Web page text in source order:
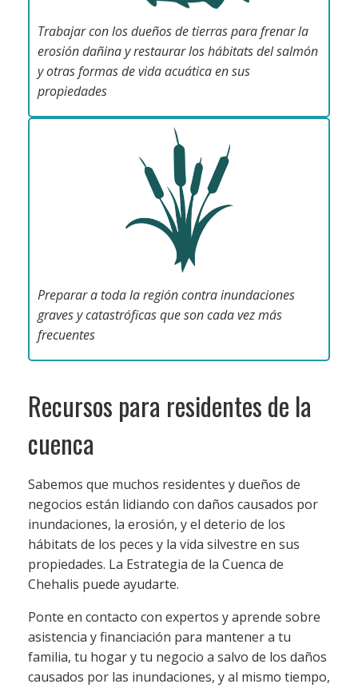
Trabajar con los dueños de tierras para frenar la
erosión dañina y restaurar los hábitats del salmón
y otras formas de vida acuática en sus
propiedades
Preparar a toda la región contra inundaciones
graves y catastróficas que son cada vez más
frecuentes
Recursos para residentes de la
cuenca
Sabemos que muchos residentes y dueños de
negocios están lidiando con daños causados por
inundaciones, la erosión, y el deterio de los
hábitats de los peces y la vida silvestre en sus
propiedades. La Estrategia de la Cuenca de
Chehalis puede ayudarte.
Ponte en contacto con expertos y aprende sobre
asistencia y financiación para mantener a tu
familia, tu hogar y tu negocio a salvo de los daños
causados por las inundaciones, y al mismo tiempo,